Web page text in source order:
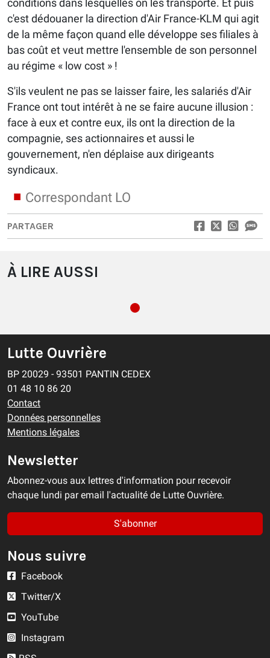
conditions dans lesquelles on les transporte. Et puis
c'est dédouaner la direction d'Air France-KLM qui agit
de la même façon quand elle développe ses filiales à
bas coût et veut mettre l'ensemble de son personnel
au régime « low cost » !
S'ils veulent ne pas se laisser faire, les salariés d'Air
France ont tout intérêt à ne se faire aucune illusion :
face à eux et contre eux, ils ont la direction de la
compagnie, ses actionnaires et aussi le
gouvernement, n'en déplaise aux dirigeants
syndicaux.
Correspondant LO
PARTAGER
À LIRE AUSSI
Lutte Ouvrière
BP 20029 - 93501 PANTIN CEDEX
01 48 10 86 20
Contact
Données personnelles
Mentions légales
Newsletter
Abonnez-vous aux lettres d'information pour recevoir
chaque lundi par email l'actualité de Lutte Ouvrière.
S'abonner
Nous suivre
Facebook
Twitter/X
YouTube
Instagram